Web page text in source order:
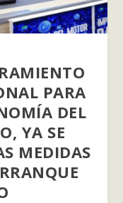
PARA
DEL
YA SE
MEDIDAS